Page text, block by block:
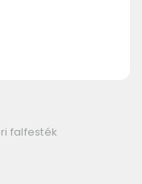
falfesték